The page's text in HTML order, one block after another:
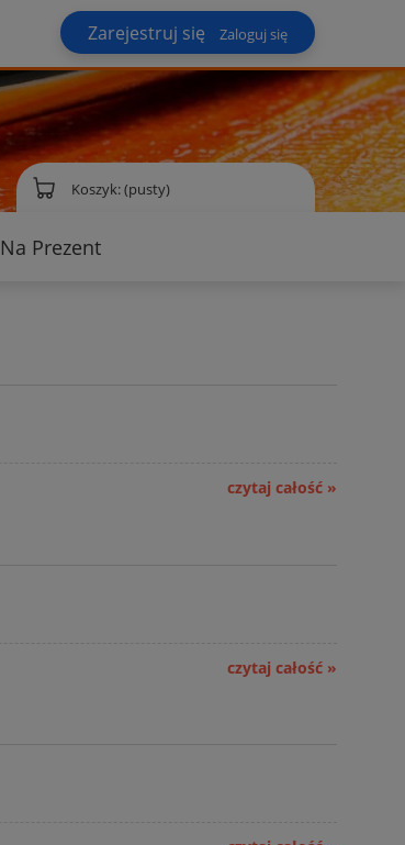
Zarejestruj się Zaloguj się
Koszyk:(pusty)
Na Prezent
czytaj całość »
czytaj całość »